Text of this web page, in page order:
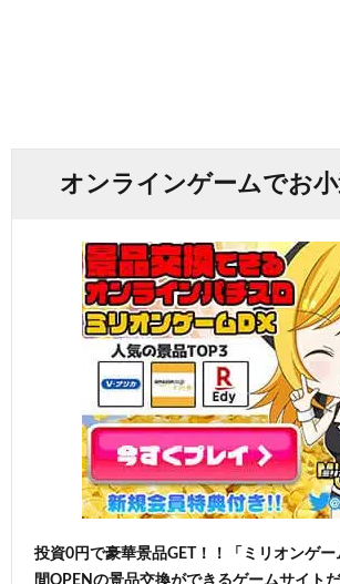
オンラインゲームでお
投資0円で豪華景品GET！！「ミリオンゲ
間OPENの景品交換ができるゲームサイト